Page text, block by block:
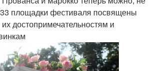
площадки фестиваля посвящены
достопримечательностям и